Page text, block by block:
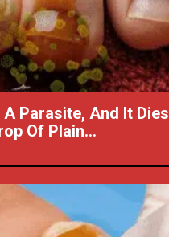
A Parasite, And It Dies
Of Plain...